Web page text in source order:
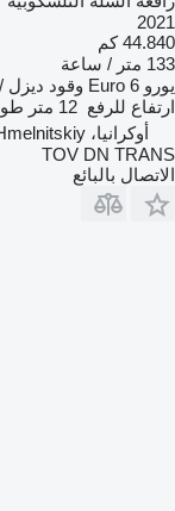
2021
44.840 كم
133 متر / ساعة
يورو Euro 6 وقود ديزل
ارتفاع للرفع 12 متر
أوكرانيا، Hmelnitskiy
TOV DN TRANS
الاتصال بالبائع